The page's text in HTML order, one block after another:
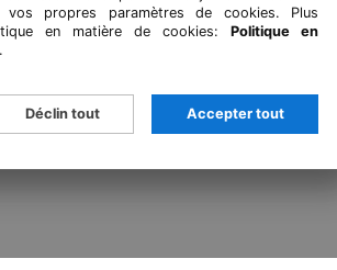
propres paramètres de cookies. Plus
en matière de cookies: Politique en
.
Déclin tout Accepter tout